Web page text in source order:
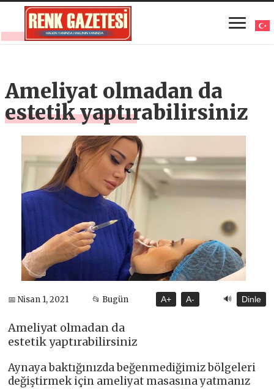
Ameliyat olmadan da
estetik yaptırabilirsiniz
📅 Nisan 1, 2021 📂 Bugün A+ A- 🔊 Dinle
Ameliyat olmadan da
estetik yaptırabilirsiniz
Aynaya baktığınızda beğenmediğimiz bölgeleri
değiştirmek için ameliyat masasına yatmanız